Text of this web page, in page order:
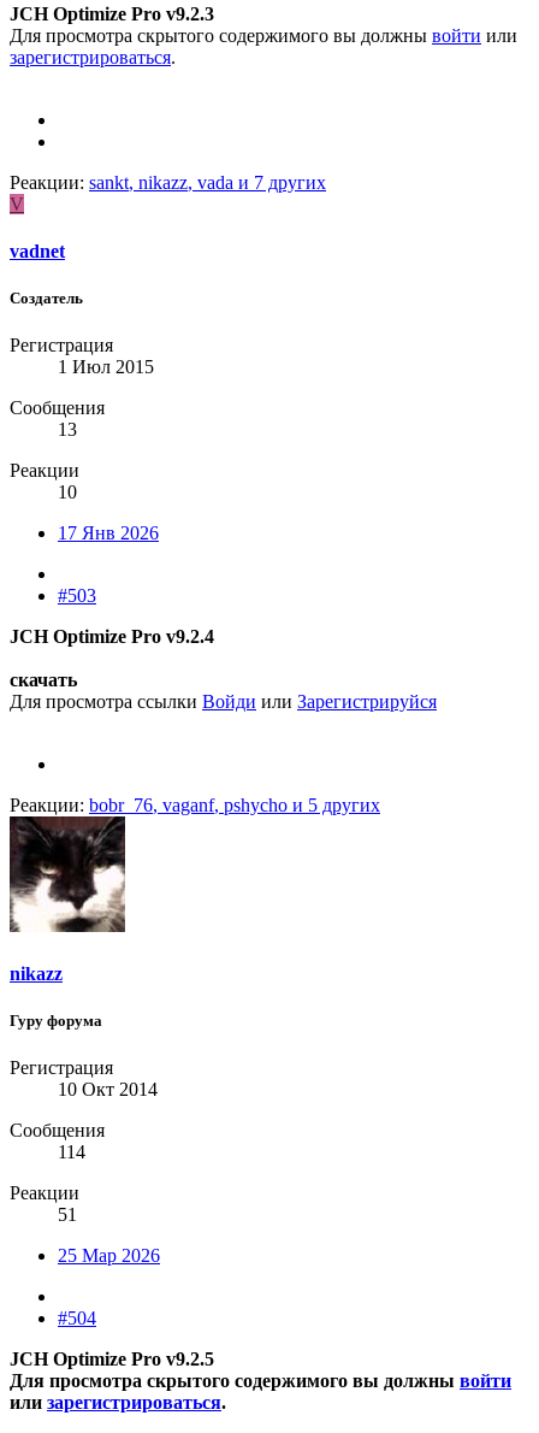
JCH Optimize Pro v9.2.3
Для просмотра скрытого содержимого вы должны войти или
зарегистрироваться.
Реакции: sankt, nikazz, vada и 7 других
V
vadnet
Создатель
Регистрация
1 Июл 2015
Сообщения
13
Реакции
10
17 Янв 2026
#503
JCH Optimize Pro v9.2.4
скачать
Для просмотра ссылки Войди или Зарегистрируйся
Реакции: bobr_76, vaganf, pshycho и 5 других
nikazz
Гуру форума
Регистрация
10 Окт 2014
Сообщения
114
Реакции
51
25 Мар 2026
#504
JCH Optimize Pro v9.2.5
Для просмотра скрытого содержимого вы должны войти
или зарегистрироваться.